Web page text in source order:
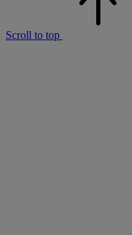
Scroll to top